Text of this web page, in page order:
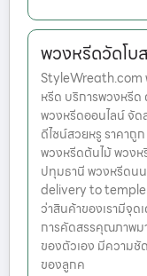
พวงหรีดวัดโบ
StyleWreath.com
หรีด บริการพวงหรี
พวงหรีดออนไลน์ จั
ดีไซน์สวยหรู ราคา
พวงหรีดต้นไม้ พวงห
ปทุมธานี พวงหรีดน
delivery to temple
ว่าสินค้าของเรามีจุด
การคัดสรรคุณภาพ
ของตัวเอง มีความชั
ของลูกค